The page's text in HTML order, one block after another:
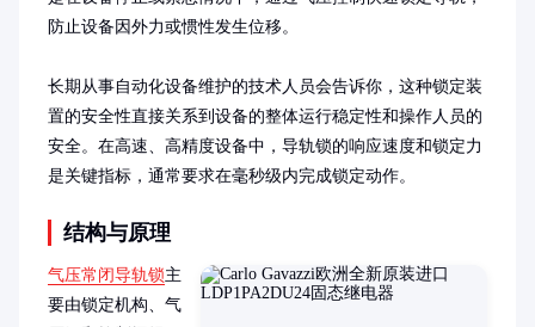
防止设备因外力或惯性发生位移。
长期从事自动化设备维护的技术人员会告诉你，这种锁定装
置的安全性直接关系到设备的整体运行稳定性和操作人员的
安全。在高速、高精度设备中，导轨锁的响应速度和锁定力
是关键指标，通常要求在毫秒级内完成锁定动作。
结构与原理
气压常闭导轨锁主
要由锁定机构、气